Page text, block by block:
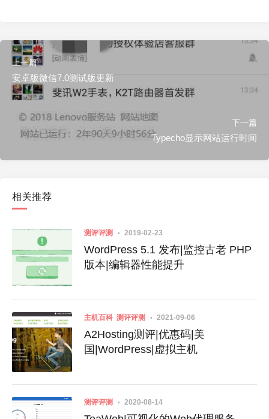
上一篇
安卓版微信7.0测试版更新
下一篇
Typecho显示网站运行时间
相关推荐
测评评测 2019-02-23
WordPress 5.1 发布|监控古老 PHP
版本|编辑器性能提升
主机百科 测评评测 2021-09-06
A2Hosting测评|优惠码|美
国|WordPress|虚拟主机
测评评测 2020-08-14